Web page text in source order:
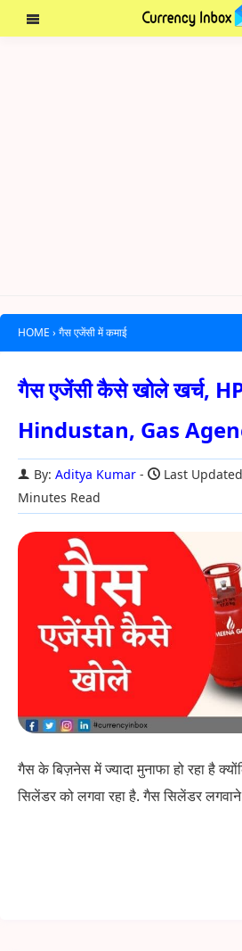
HOME › गैस एजेंसी में कमाई
गैस एजेंसी कैसे खोले खर्च,
Hindustan, Gas
By: Aditya Kumar Last
Minutes Read
गैस के बिज़नेस में ज्यादा मुनाफा हो रहा है
सिलेंडर को लगवा रहा है. गैस सिलेंडर